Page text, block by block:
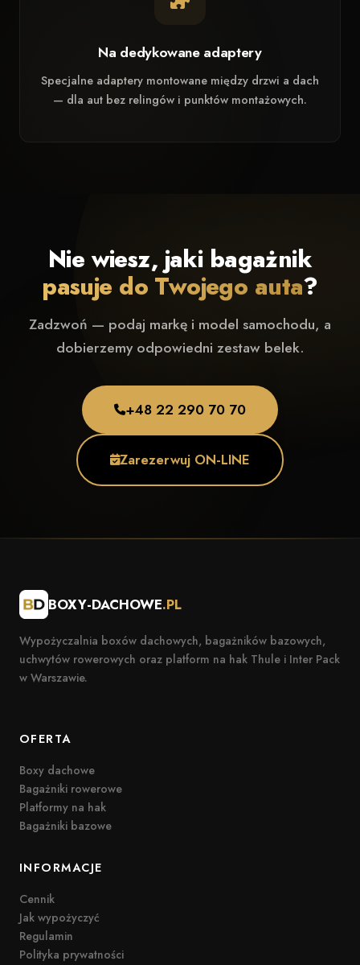
Na dedykowane adaptery
Specjalne adaptery montowane między drzwi a dach
— dla aut bez relingów i punktów montażowych.
Nie wiesz, jaki bagażnik
pasuje do Twojego auta?
Zadzwoń — podaj markę i model samochodu, a
dobierzemy odpowiedni zestaw belek.
+48 22 290 70 70
Zarezerwuj ON-LINE
BOXY-DACHOWE.PL
Wypożyczalnia boxów dachowych, bagażników bazowych,
uchwytów rowerowych oraz platform na hak Thule i Inter Pack
w Warszawie.
OFERTA
Boxy dachowe
Bagażniki rowerowe
Platformy na hak
Bagażniki bazowe
INFORMACJE
Cennik
Jak wypożyczyć
Regulamin
Polityka prywatności